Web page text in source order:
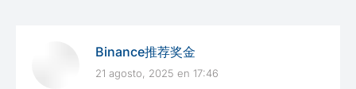
Binance推荐奖金
dice:
21 agosto, 2025 en 17:46